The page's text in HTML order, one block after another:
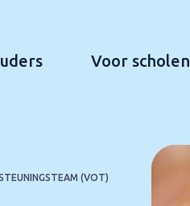
Voor scholen
(VOT)